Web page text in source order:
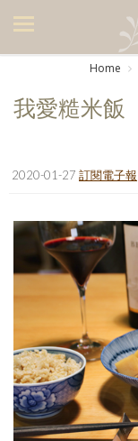
美食集
生活風
書房集
餐桌週記
享樂隨手拍
照相簿
Home
我愛糙米飯
2020-01-27 訂閱電子報